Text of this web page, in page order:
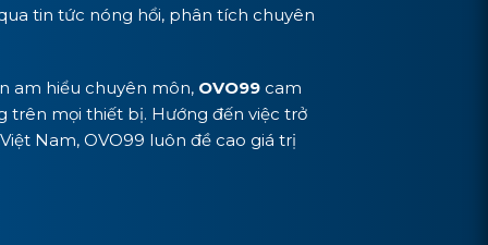
tin tức nóng hổi, phân tích chuyên
am hiểu chuyên môn, OVO99 cam
trên mọi thiết bị. Hướng đến việc trở
Nam, OVO99 luôn đề cao giá trị